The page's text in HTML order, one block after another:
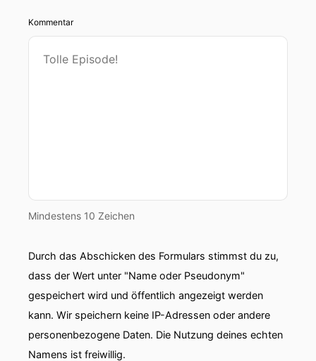
Kommentar
Mindestens 10 Zeichen
Durch das Abschicken des Formulars stimmst du zu,
dass der Wert unter "Name oder Pseudonym"
gespeichert wird und öffentlich angezeigt werden
kann. Wir speichern keine IP-Adressen oder andere
personenbezogene Daten. Die Nutzung deines echten
Namens ist freiwillig.